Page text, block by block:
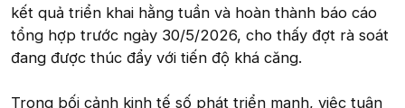
kết quả triển khai hằng tuần và hoàn thành báo cáo
tổng hợp trước ngày 30/5/2026, cho thấy đợt rà soát
đang được thúc đẩy với tiến độ khá căng.
Trong bối cảnh kinh tế số phát triển mạnh, việc tuân